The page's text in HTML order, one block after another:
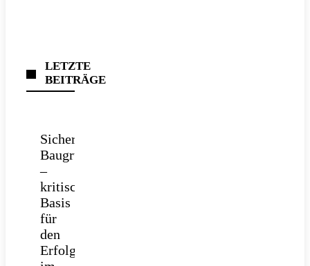
LETZTE
BEITRÄGE
Sichere
Baugrube
–
kritische
Basis
für
den
Erfolg